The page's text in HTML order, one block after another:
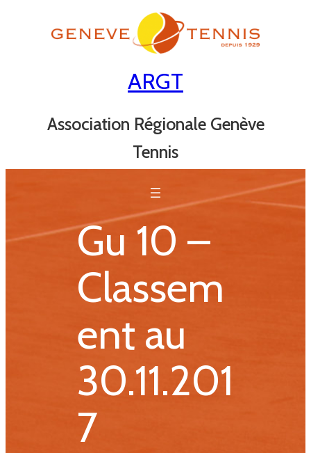
ARGT
Association Régionale Genève
Tennis
Gu 10 –
Classem
ent au
30.11.201
7